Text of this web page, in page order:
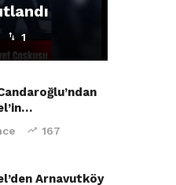
1
167
Arnavutköy